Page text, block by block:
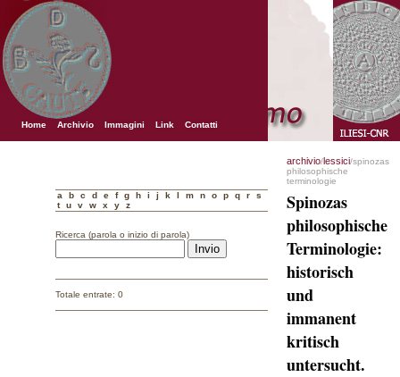
Home Archivio Immagini Link Contatti
a b c d e f g h i j k l m n o p q r
s
t
u v w x y z
Ricerca (parola o inizio di parola)
Totale entrate: 0
archivio/lessici/spinozas
philosophische
terminologie
Spinozas
philosophische
Terminologie:
historisch
und
immanent
kritisch
untersucht.